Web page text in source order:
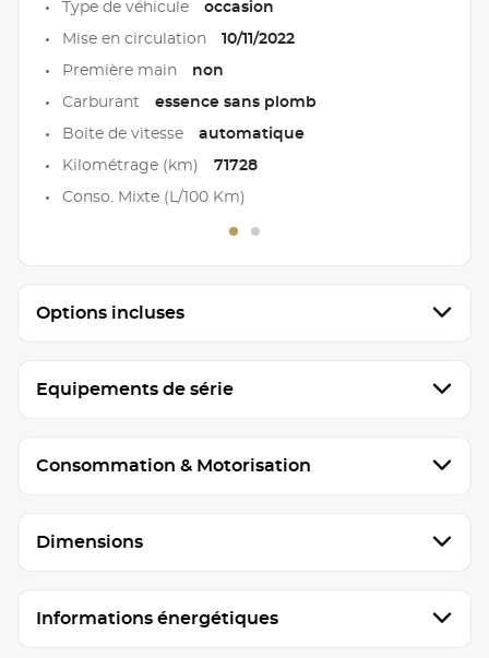
Type de véhicule occasion
Mise en circulation 10/11/2022
Première main non
Carburant essence sans plomb
Boite de vitesse automatique
Kilométrage (km) 71728
Conso. Mixte (L/100 Km)
Options incluses
Equipements de série
Consommation & Motorisation
Dimensions
Informations énergétiques